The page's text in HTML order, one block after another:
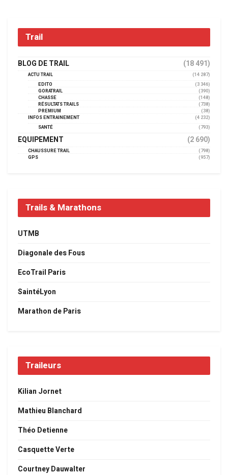
Trail
BLOG DE TRAIL (18 491)
ACTU TRAIL
(14 287)
EDITO
(3 346)
GORATRAIL
(390)
CHASSE
(148)
RÉSULTATS TRAILS
(738)
PREMIUM
(38)
INFOS ENTRAINEMENT
(4 232)
SANTÉ
(793)
EQUIPEMENT (2 690)
CHAUSSURE TRAIL
(798)
GPS
(957)
Trails & Marathons
UTMB
Diagonale des Fous
EcoTrail Paris
SaintéLyon
Marathon de Paris
Traileurs
Kilian Jornet
Mathieu Blanchard
Théo Detienne
Casquette Verte
Courtney Dauwalter